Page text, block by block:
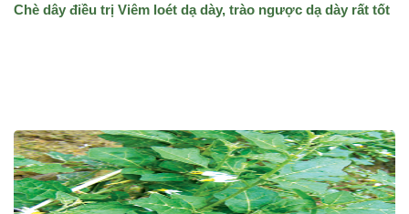
Chè dây điều trị Viêm loét dạ dày, trào ngược dạ dày rất tốt